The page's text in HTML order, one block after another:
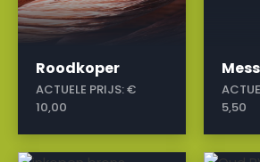
Roodkoper
ACTUELE PRIJS:€
10,00
5,50